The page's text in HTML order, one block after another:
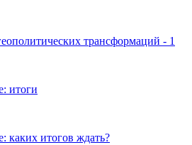
трансформаций - 1
итоги
итогов ждать?